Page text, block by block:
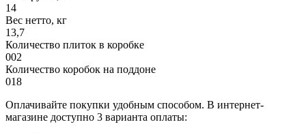
14
Вес нетто, кг
13,7
Количество плиток в коробке
002
Количество коробок на поддоне
018
Оплачивайте покупки удобным способом. В интернет-
магазине доступно 3 варианта оплаты: